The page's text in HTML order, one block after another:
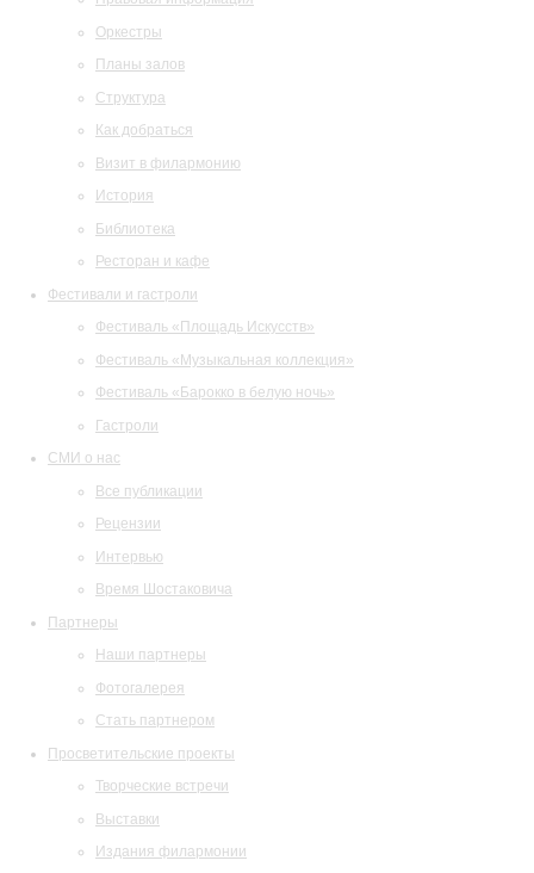
Оркестры
Планы залов
Структура
Как добраться
Визит в филармонию
История
Библиотека
Ресторан и кафе
Фестивали и гастроли
Фестиваль «Площадь Искусств»
Фестиваль «Музыкальная коллекция»
Фестиваль «Барокко в белую ночь»
Гастроли
СМИ о нас
Все публикации
Рецензии
Интервью
Время Шостаковича
Партнеры
Наши партнеры
Фотогалерея
Стать партнером
Просветительские проекты
Творческие встречи
Выставки
Издания филармонии